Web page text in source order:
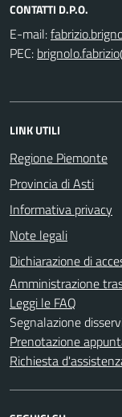
CONTATTI D.P.O.
E-mail:
PEC:
LINK UTILI
Regione Piemonte
Provincia di Asti
Informativa privacy
Note legali
Dichiarazione di
Amministrazione
Leggi le FAQ
Segnalazione
Prenotazione
Richiesta